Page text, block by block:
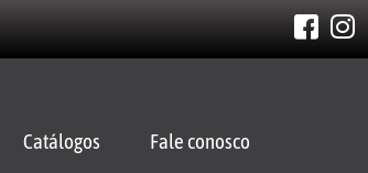
Catálogos Fale conosco